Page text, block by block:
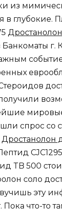
из
в глубокие.
Банкоматы г.
спрос со
Дростанолон
TB 500
соло
эту
Пока что-то